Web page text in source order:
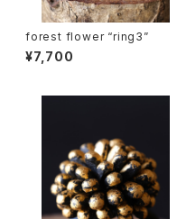
forest flower “ring3”
¥7,700